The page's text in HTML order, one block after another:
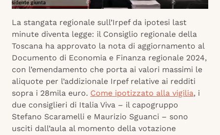
La stangata regionale sull’Irpef da ipotesi last
minute diventa legge: il Consiglio regionale della
Toscana ha approvato la nota di aggiornamento al
Documento di Economia e Finanza regionale 2024,
con l’emendamento che porta ai valori massimi le
aliquote per l’addizionale Irpef relative ai redditi
sopra i 28mila euro. Come ipotizzato alla vigilia, i
due consiglieri di Italia Viva – il capogruppo
Stefano Scaramelli e Maurizio Sguanci – sono
usciti dall’aula al momento della votazione